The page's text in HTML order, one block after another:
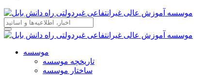
موسسه
تاریخچه موسسه
ساختار موسسه